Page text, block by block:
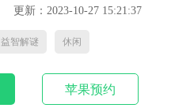
更新：2023-10-27 15:21:37
益智解谜 休闲
苹果预约